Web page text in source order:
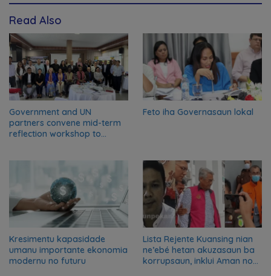
Read Also
Government and UN
partners convene mid-term
reflection workshop to
Feto iha Governasaun lokal
Kresimentu kapasidade
umanu importante ekonomia
modernu no futuru
Lista Rejente Kuansing nian
ne’ebé hetan akuzasaun ba
korrupsaun, inklui Aman no